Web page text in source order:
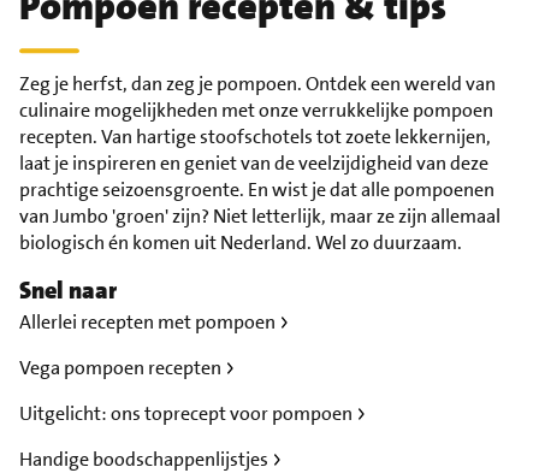
Zeg je herfst, dan zeg je pompoen. Ontdek een wereld van
culinaire mogelijkheden met onze verrukkelijke pompoen
recepten. Van hartige stoofschotels tot zoete lekkernijen,
laat je inspireren en geniet van de veelzijdigheid van deze
prachtige seizoensgroente. En wist je dat alle pompoenen
van Jumbo 'groen' zijn? Niet letterlijk, maar ze zijn allemaal
biologisch én komen uit Nederland. Wel zo duurzaam.
Snel naar
Allerlei recepten met pompoen
Vega pompoen recepten
Uitgelicht: ons toprecept voor pompoen
Handige boodschappenlijstjes